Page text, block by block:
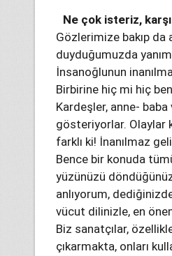
Ne çok isteriz,
Gözlerimize bakıp da
duyduğumuzda
İnsanoğlunun
Birbirine hiç mi hiç
Kardeşler, anne- baba
gösteriyorlar. Olaylar
farklı ki! İnanılmaz
Bence bir konuda
yüzünüzü
anlıyorum,
vücut dilinizle, en
Biz sanatçılar,
çıkarmakta, onları